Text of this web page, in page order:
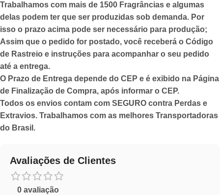
Trabalhamos com mais de 1500 Fragrâncias e algumas
delas podem ter que ser produzidas sob demanda. Por
isso o prazo acima pode ser necessário para produção;
Assim que o pedido for postado, você receberá o Código
de Rastreio e instruções para acompanhar o seu pedido
até a entrega.
O Prazo de Entrega depende do CEP e é exibido na Página
de Finalização de Compra, após informar o CEP.
Todos os envios contam com SEGURO contra Perdas e
Extravios. Trabalhamos com as melhores Transportadoras
do Brasil.
Avaliações de Clientes
0 avaliação